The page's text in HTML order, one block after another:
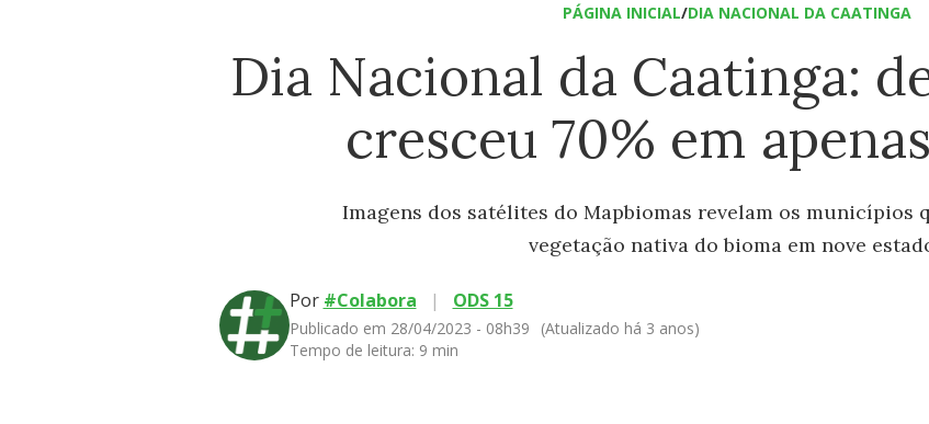
PÁGINA INICIAL/DIA NACIONAL DA CAATINGA
Dia Nacional da Caatinga:
cresceu 70% em
Imagens dos satélites do Mapbiomas revelam os municípios
vegetação nativa do bioma em nove
Por #Colabora | ODS 15
Publicado em 28/04/2023 - 08h39
(Atualizado há 3 anos)
Tempo de leitura: 9 min